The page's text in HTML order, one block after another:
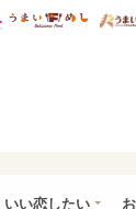
研 ディズニー
mimot. うま
いい恋したい